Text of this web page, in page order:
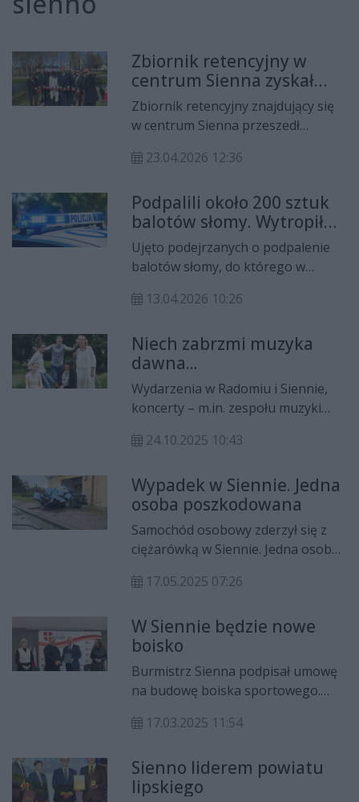
Zbiornik retencyjny w
centrum Sienna zyskał
nowe oblicze. Teraz pełni
dwie ważne funkcje
Zbiornik retencyjny znajdujący się
w centrum Sienna przeszedł
realizacji inwestycji powstało nowe,
mieszkańców. Obiekt pełni również
inną ważną funkcję.
23.04.2026 12:36
Podpalili około 200 sztuk
balotów słomy. Wytropił
ich policyjny pies
Ujęto podejrzanych o podpalenie
balotów słomy, do którego w
gminy Sienno. Zatrzymano dwóch
policyjny pies.
13.04.2026 10:26
Niech zabrzmi muzyka
dawna...
Wydarzenia w Radomiu i Siennie,
koncerty – m.in. zespołu muzyki
muzyczna – od czwartku do
Międzynarodowy Festiwal Muzyki
Dawnej im. Mikołaja z Radomia.
24.10.2025 10:43
Wypadek w Siennie. Jedna
osoba poszkodowana
Samochód osobowy zderzył się z
ciężarówką w Siennie. Jedna osoba
17.05.2025 07:26
W Siennie będzie nowe
boisko
Burmistrz Sienna podpisał umowę
na budowę boiska sportowego.
budżetu samorządu województwa
17.03.2025 11:54
Sienno liderem powiatu
lipskiego